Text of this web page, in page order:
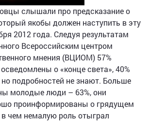
слышали про предсказание о
якобы должен наступить в эту
2012 года. Следуя результатам
Всероссийским центром
мнения (ВЦИОМ) 57%
о «конце света», 40%
подробностей не знают. Больше
молодые люди – 63%, они
проинформированы о грядущем
в чем немалую роль отыграл